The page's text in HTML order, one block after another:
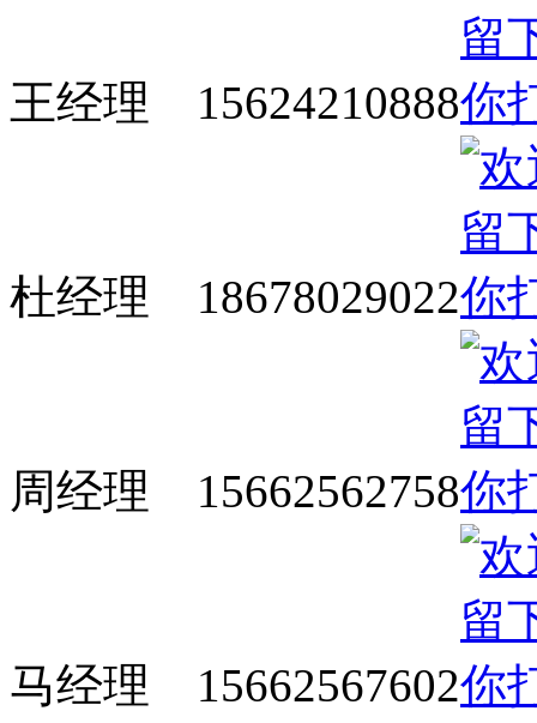
王经理 15624210888
杜经理 18678029022
周经理 15662562758
马经理 15662567602